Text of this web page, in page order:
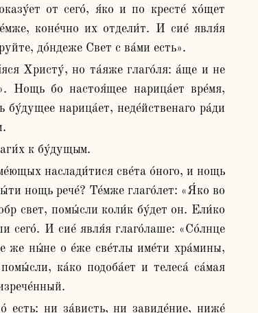
от сего́, я́ко и по кресте́ хо́щет
коне́чно их отдели́т. И сие́ явля́я
до́ндеже Свет с ва́ми есть».
Нощь бо настоя́щее нарица́ет вре́мя,
нарица́ет, неде́йственаго ра́ди
к бу́дущым.
нощь рече́? Те́мже глаго́лет: «Я́ко во
свет, помы́сли коли́к бу́дет он. Ели́ко
сего́. И сие́ явля́я глаго́лаше: «Со́лнце
же ны́не о е́же све́тлы име́ти хра́мины,
ка́ко подоба́ет и телеса́ са́мая